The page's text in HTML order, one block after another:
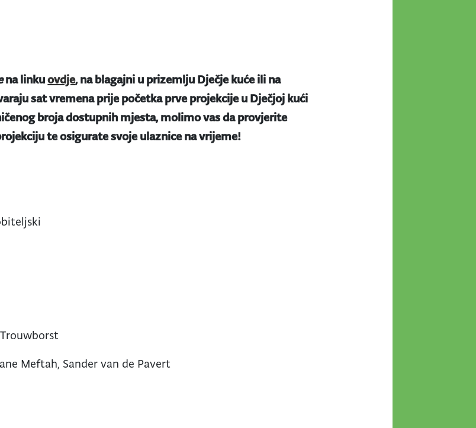
na linkuovdje, na blagajni u prizemlju Dječje kuće ili na
sat vremena prije početka prve projekcije u Dječjoj kući
broja dostupnih mjesta, molimo vas da provjerite
te osigurate svoje ulaznice na vrijeme!
Meftah, Sander van de Pavert